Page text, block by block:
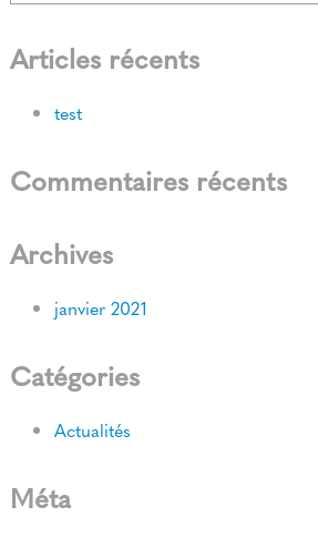
Articles récents
test
Commentaires récents
Archives
janvier 2021
Catégories
Actualités
Méta